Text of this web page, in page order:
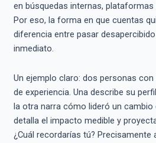
en búsquedas internas, plataformas
Por eso, la forma en que cuentas
diferencia entre pasar
inmediato.
Un ejemplo claro: dos personas
de experiencia. Una describe su
la otra narra cómo lideró un cambio
detalla el impacto medible y
¿Cuál recordarías tú? Precisamente